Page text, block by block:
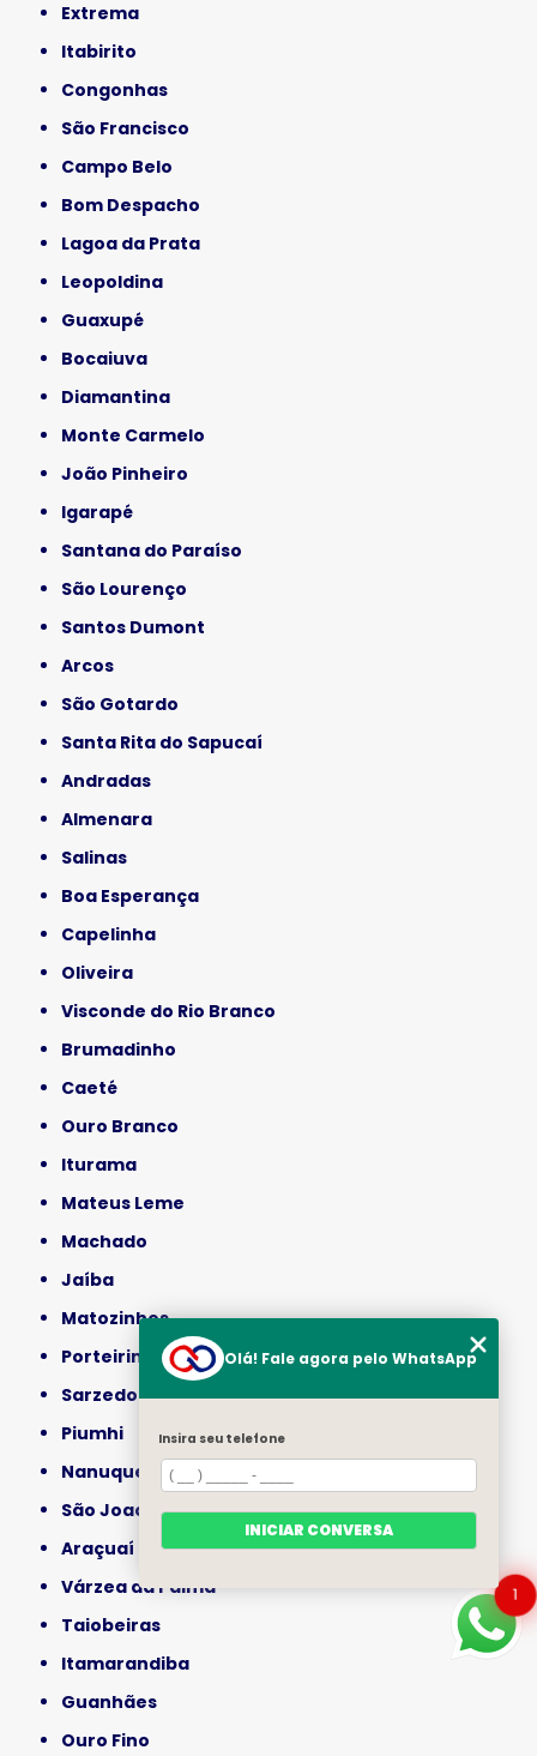
Extrema
Itabirito
Congonhas
São Francisco
Campo Belo
Bom Despacho
Lagoa da Prata
Leopoldina
Guaxupé
Bocaiuva
Diamantina
Monte Carmelo
João Pinheiro
Igarapé
Santana do Paraíso
São Lourenço
Santos Dumont
Arcos
São Gotardo
Santa Rita do Sapucaí
Andradas
Almenara
Salinas
Boa Esperança
Capelinha
Oliveira
Visconde do Rio Branco
Brumadinho
Caeté
Ouro Branco
Iturama
Mateus Leme
Machado
Jaíba
Matozinhos
Porteirinha
Sarzedo
Piumhi
Nanuque
São Joaquim de Bicas
Araçuaí
Várzea da Palma
Taiobeiras
Itamarandiba
Guanhães
Ouro Fino
1
Olá! Fale agora pelo WhatsApp
Insira seu telefone
INICIAR CONVERSA